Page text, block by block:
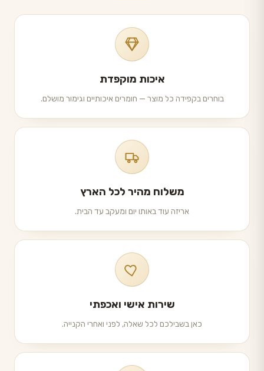
איכות מוקפדת
בוחרים בקפידה כל מוצר — חומרים איכותיים וגימור מושלם.
משלוח מהיר לכל הארץ
אריזה עוד באותו יום ומעקב עד הבית.
שירות אישי ואכפתי
כאן בשבילכם לכל שאלה, לפני ואחרי הקנייה.